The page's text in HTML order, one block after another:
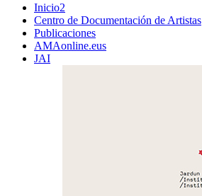
Inicio2
Centro de Documentación de Artistas
Publicaciones
AMAonline.eus
JAI